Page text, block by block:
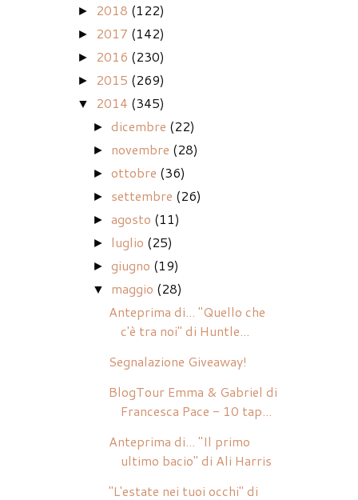
► 2018 (122)
► 2017 (142)
► 2016 (230)
► 2015 (269)
▼ 2014 (345)
►dicembre (22)
► novembre (28)
►ottobre (36)
► settembre (26)
►agosto (11)
► luglio (25)
►giugno (19)
▼ maggio (28)
Anteprima di... "Quello che
c'è tra noi" di Huntle...
Segnalazione Giveaway!
BlogTour Emma & Gabriel di
Francesca Pace - 10 tap...
Anteprima di... "Il primo
ultimo bacio" di Ali Harris
"L'estate nei tuoi occhi" di